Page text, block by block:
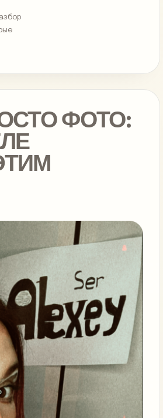
ФОТО: